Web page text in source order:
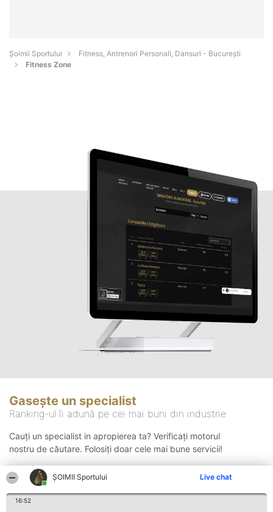
ȘOIMII Sportului Live chat
16:52
Șoimii Sportului
Fitness, Antrenori Personali, Dansuri - Bucureşti
Fitness Zone
Gasește un specialist
Ranking-ul îi adună pe cei mai buni din industrie
Cauți un specialist in apropierea ta? Verificați motorul
nostru de căutare. Folosiți doar cele mai bune servicii!